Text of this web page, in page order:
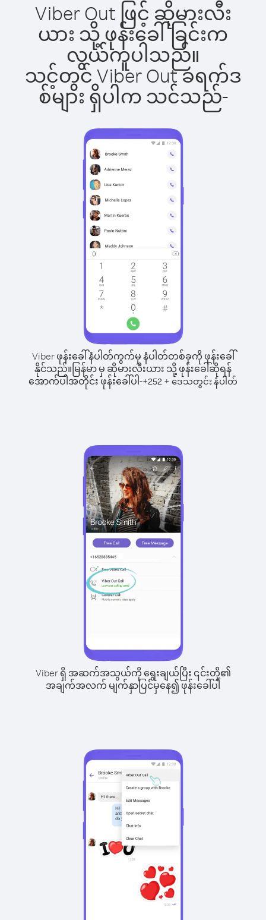
Viber Out ဖြင့် ဆိုမားလီး
ယား သို့ ဖုန်းခေါ်ခြင်းက
လွယ်ကူပါသည်။
သင့်တွင် Viber Out ခရက်ဒ
စ်များ ရှိပါက သင်သည်-
Viber ဖုန်းခေါ်နံပါတ်ကွက်မှ နံပါတ်တစ်ခုကို ဖုန်းခေါ်
နိုင်သည်။ မြန်မာ မှ ဆိုမားလီးယား သို့ ဖုန်းခေါ်ဆိုရန်
အောက်ပါအတိုင်း ဖုန်းခေါ်ပါ-+252 + ဒေသတွင်း နံပါတ်
Viber ရှိ အဆက်အသွယ်ကို ရွေးချယ်ပြီး ၎င်းတို့၏
အချက်အလက် မျက်နှာပြင်မှနေ၍ ဖုန်းခေါ်ပါ